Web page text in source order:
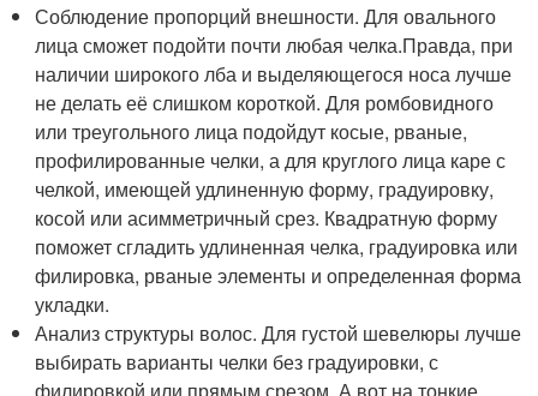
Соблюдение пропорций внешности. Для овального
лица сможет подойти почти любая челка.Правда, при
наличии широкого лба и выделяющегося носа лучше
не делать её слишком короткой. Для ромбовидного
или треугольного лица подойдут косые, рваные,
профилированные челки, а для круглого лица каре с
челкой, имеющей удлиненную форму, градуировку,
косой или асимметричный срез. Квадратную форму
поможет сгладить удлиненная челка, градуировка или
филировка, рваные элементы и определенная форма
укладки.
Анализ структуры волос. Для густой шевелюры лучше
выбирать варианты челки без градуировки, с
филировкой или прямым срезом. А вот на тонкие